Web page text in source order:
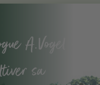
A.Vogel -
sa